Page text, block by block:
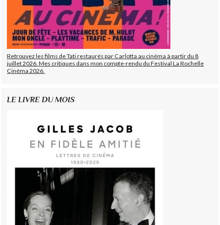
Retrouvez les films de Tati restaurés par Carlotta au cinéma à partir du 8
juillet 2026. Mes critiques dans mon compte-rendu du Festival La Rochelle
Cinéma 2026.
LE LIVRE DU MOIS